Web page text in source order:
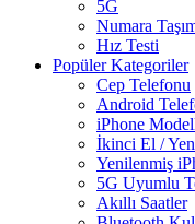
5G
Numara
Hız Testi
Popüler Kategoriler
Cep Telefonu
Android
iPhone
İkinci El /
Yenilenmiş
5G Uyumlu
Akıllı Saatler